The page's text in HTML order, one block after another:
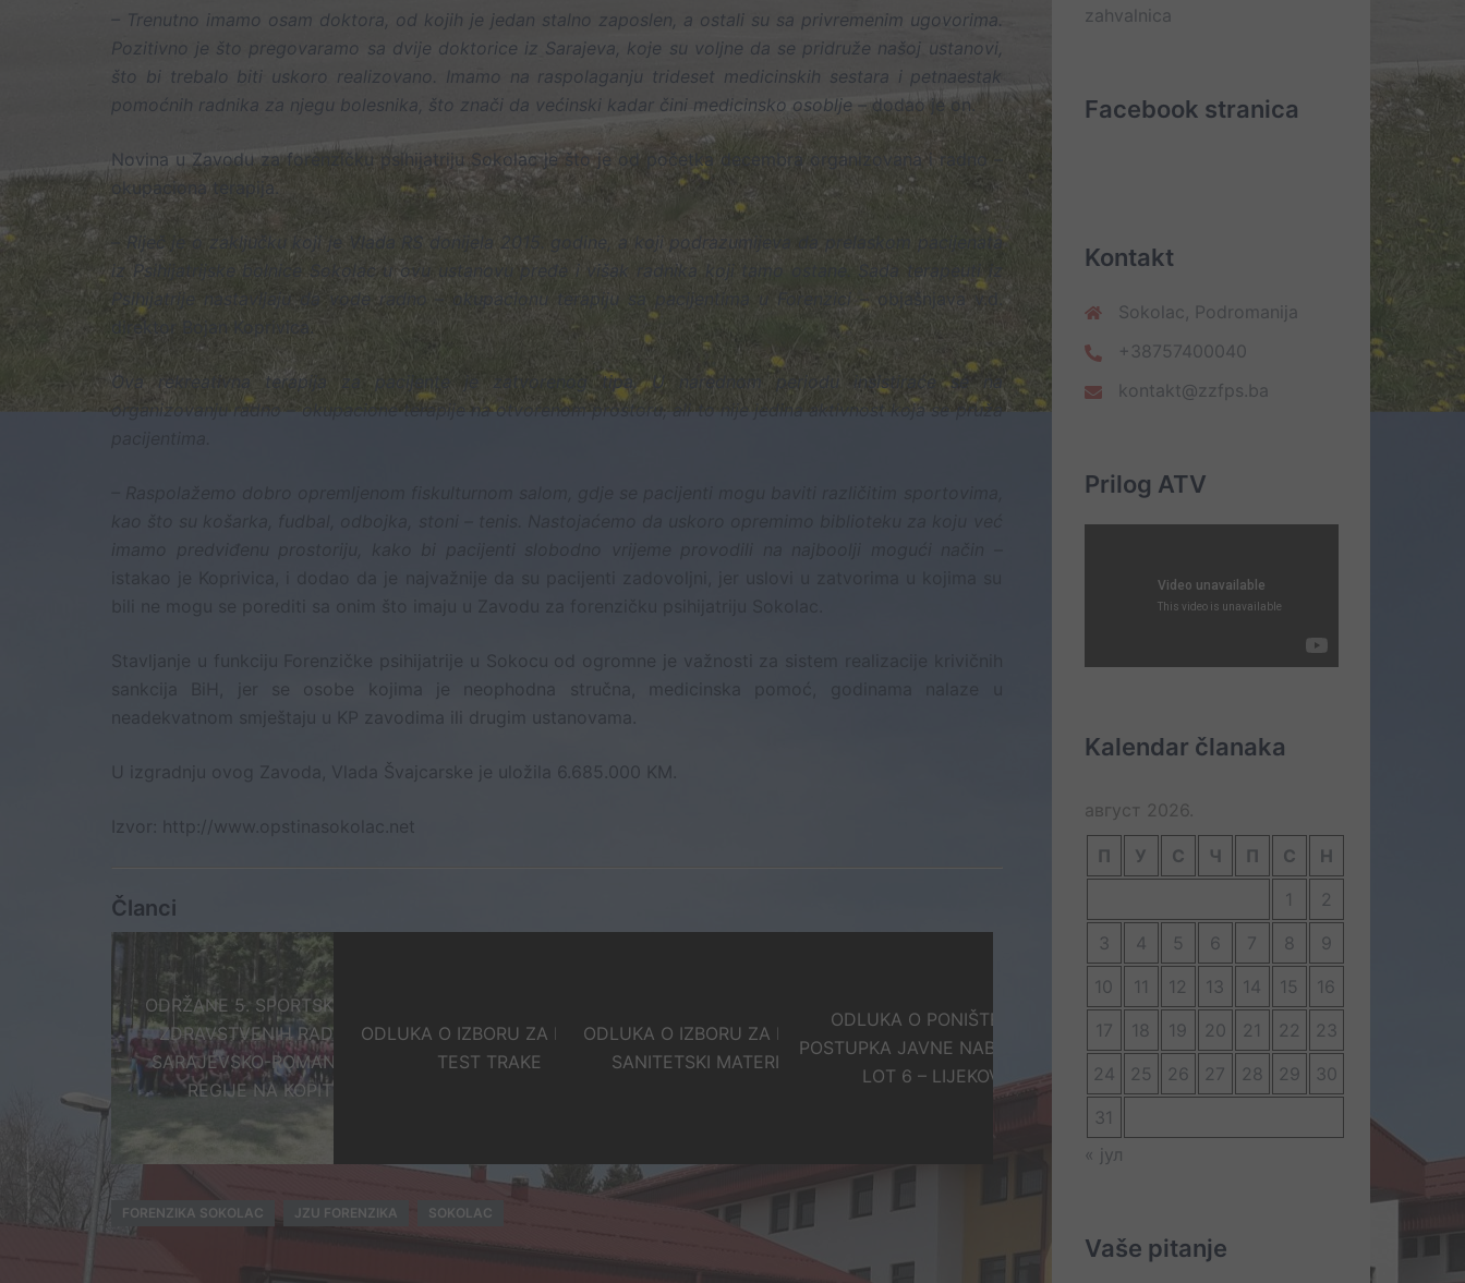
– Trenutno imamo osam doktora, od kojih je jedan stalno zaposlen, a ostali su sa privremenim ugovorima.
Pozitivno je što pregovaramo sa dvije doktorice iz Sarajeva, koje su voljne da se pridruže našoj ustanovi,
što bi trebalo biti uskoro realizovano. Imamo na raspolaganju trideset medicinskih sestara i petnaestak
pomoćnih radnika za njegu bolesnika, što znači da većinski kadar čini medicinsko osoblje – dodao je on.
Novina u Zavodu za forenzičku psihijatriju Sokolac je što je od početka decembra organizovana i radno –
okupaciona terapija.
Riječ je o zaključku koji je Vlada RS donijela 2015. godine, a koji podrazumijeva da prelaskom pacijenata
iz Psihijatrijske bolnice Sokolac u ovu ustanovu pređe i višak radnika koji tamo ostane. Sada terapeuti iz
Psihijatrije nastavljaju da vode radno – okupacionu terapiju sa pacijentima u Forenzici
– objašnjava v.d.
direktor Bojan Koprivica.
Ova rekreativna terapija za pacijente je zatvorenog tipa. U narednom periodu insistiraće se na
organizovanju radno – okupacione terapije na otvorenom prostoru, ali to nije jedina aktivnost koja se pruža
Stavljanje u funkciju Forenzičke psihijatrije u Sokocu od ogromne je važnosti za sistem realizacije krivičnih
sankcija BiH, jer se osobe kojima je neophodna stručna, medicinska pomoć, godinama nalaze u
neadekvatnom smještaju u KP zavodima ili drugim ustanovama.
U izgradnju ovog Zavoda, Vlada Švajcarske je uložila 6.685.000 KM.
Izvor: http://www.opstinasokolac.net
Članci
PLANA JAVNIH
ODRŽANE 5. SPORTSKE IGRE
ZDRAVSTVENIH RADNIKA
SARAJEVSKO-ROMANIJSKE
REGIJE NA KOPITU
ODLUKA O IZBORU ZA LOT 5 –
TEST TRAKE
ODLUKA O IZBORU ZA LOT 3 –
SANITETSKI MATERIJAL
ODLUKA O PONIŠTENJU
POSTUPKA JAVNE NABAVKE ZA
LOT 6 – LIJEKOVI
FORENZIKA SOKOLAC JZU FORENZIKA SOKOLAC
zahvalnica
Facebook stranica
Kontakt
Sokolac, Podromanija
+38757400040
kontakt@zzfps.ba
Prilog ATV
Kalendar članaka
август 2026.
П У С Ч П С
Н
1
2
3
4 5 6 7 8
9
10
11 12 13 14 15
16
17
18 19 20 21 22
23
24
25 26 27 28 29
30
31
« јул
Vaše pitanje